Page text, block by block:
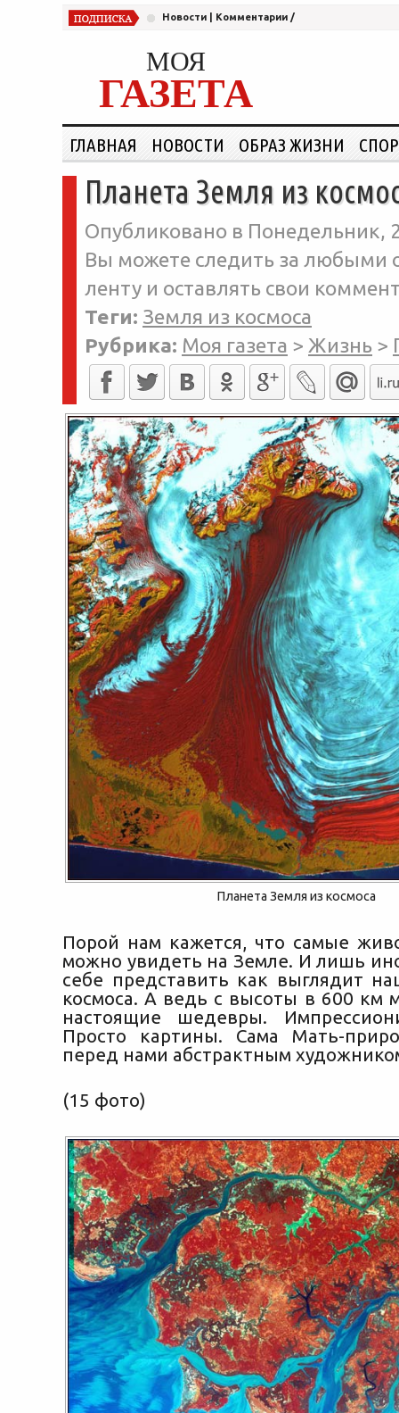
Новости Комментарии /
МОЯ
ГАЗЕТА
ГЛАВНАЯ НОВОСТИ ОБРАЗ ЖИЗНИ
Планета Земля из
Опубликовано в Понедельник,
Вы можете следить за любыми
ленту и оставлять свои
Теги: Земля из космоса
Рубрика: Моя газета > Жизнь >
Планета Земля из космоса
Порой нам кажется, что самые
можно увидеть на Земле. И лишь
себе представить как выглядит
космоса. А ведь с высоты в 600 км
настоящие шедевры.
Просто картины. Сама Мать-
перед нами абстрактным
(15 фото)